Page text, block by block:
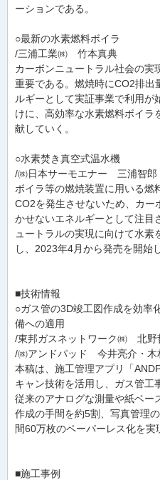
ーションである。
○最新の水素燃料ボイラ
/三浦工業㈱ 竹本真典
カーボンニュートラル社会の実
重要である。燃焼時にCO2排出
ルギーとして実証事業で利用が
けに、高効率な水素燃料ボイラ
献していく。
○水素焚き真空式温水機
/㈱日本サーモエナー 三浦智郎
ボイラ等の燃焼装置に用いる燃
CO2を発生させないため、カー
かせないエネルギーとして注目
ュートラルの実現に向けて水
し、2023年4月から発売を開始
■技術情報
○ガス管の3D竣工図作成を効率
備への適用
/東邦ガスネットワーク㈱ 北野
/㈱アンドパッド 今井亮介・木
本稿は、施工管理アプリ「
キャン技術を活用し、ガス管工
従来のアナログな測量や紙ベー
作成の手間を約5割、写真管理
間60万枚のペーパーレス化を実
■施工事例